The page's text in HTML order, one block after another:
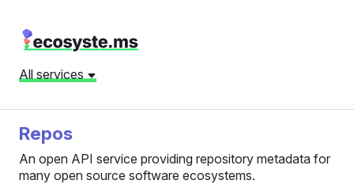
All services
Repos
An open API service providing repository metadata for
many open source software ecosystems.